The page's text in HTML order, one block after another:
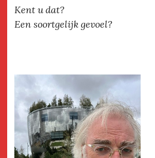
Kent u dat?
Een soortgelijk gevoel?